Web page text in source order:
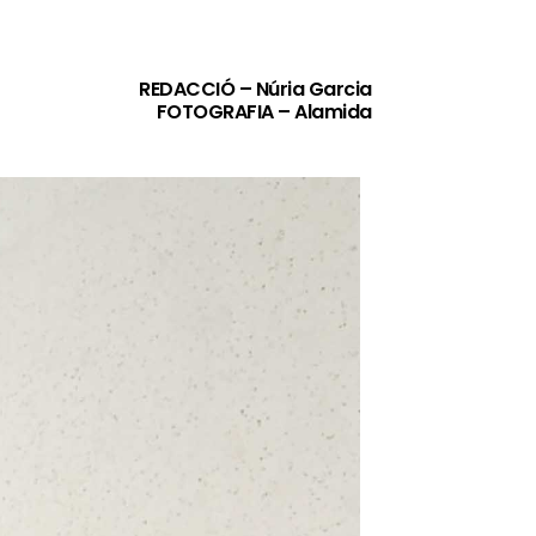
REDACCIÓ – Núria Garcia
FOTOGRAFIA – Alamida